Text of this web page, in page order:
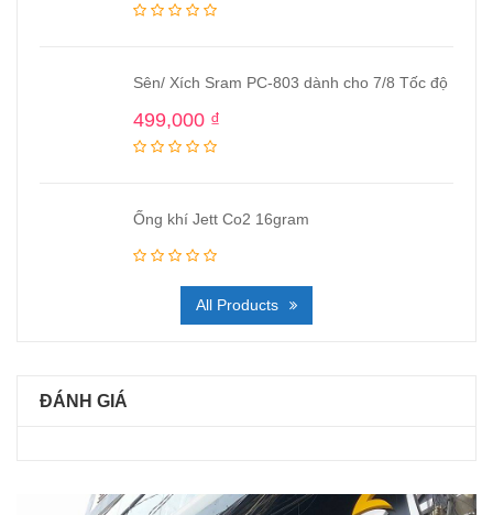
Sên/ Xích Sram PC-803 dành cho 7/8 Tốc độ
499,000 ₫
Ống khí Jett Co2 16gram
All Products
ĐÁNH GIÁ